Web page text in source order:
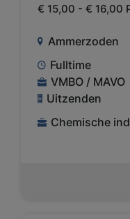
€ 15,00 - € 16,00
Ammerzoden
Fulltime
VMBO / MAVO
Uitzenden
Chemische